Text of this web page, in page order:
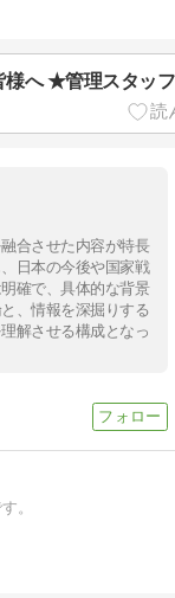
様へ ★管理スタッ
合させた内容が特長
日本の今後や国家戦
確で、具体的な背景
、情報を深掘りする
解させる構成となっ
。